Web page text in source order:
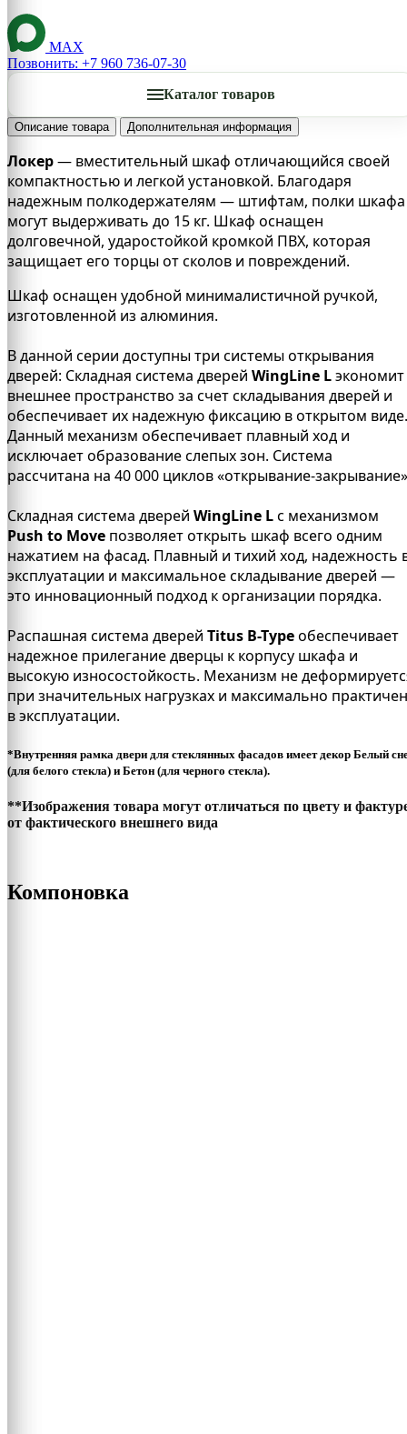
MAX
Позвонить: +7 960 736-07-30
Каталог товаров
Описание товара Дополнительная информация
Локер— вместительный шкаф отличающийся своей
компактностью и легкой установкой. Благодаря
надежным полкодержателям — штифтам, полки шкафа
могут выдерживать до 15 кг. Шкаф оснащен
долговечной, ударостойкой кромкой ПВХ, которая
защищает его торцы от сколов и повреждений.
Шкаф оснащен удобной минималистичной ручкой,
изготовленной из алюминия.
В данной серии доступны три системы открывания
дверей: Складная система дверей WingLine Lэкономит
внешнее пространство за счет складывания дверей и
обеспечивает их надежную фиксацию в открытом виде.
Данный механизм обеспечивает плавный ход и
исключает образование слепых зон. Система
рассчитана на 40 000 циклов «открывание-
Складная система дверей WingLine Lc механизмом
Push to Move позволяет открыть шкаф всего одним
нажатием на фасад. Плавный и тихий ход, надежность
эксплуатации и максимальное складывание дверей —
это инновационный подход к организации порядка.
Распашная система дверей Titus B-Typeобеспечивает
надежное прилегание дверцы к корпусу шкафа и
высокую износостойкость. Механизм не
при значительных нагрузках и максимально практичен
в эксплуатации.
*Внутренняя рамка двери для стеклянных фасадов имеет декор Белый
(для белого стекла) и Бетон (для черного стекла).
**Изображения товара могут отличаться по цвету и
от фактического внешнего вида
Компоновка